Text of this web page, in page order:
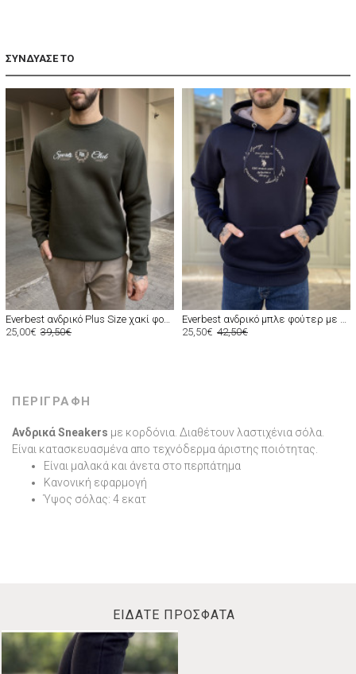
ΠΕΡΙΓΡΑΦΗ
ΑνδρικάSneakers με κορδόνια. Διαθέτουν λαστιχένια σόλα.
Είναι κατασκευασμένα απο τεχνόδερμα άριστης ποιότητας.
Είναι μαλακά και άνετα στο περπάτημα
Κανονική εφαρμογή
Ύψος σόλας: 4 εκατ
ΣΥΝΔΥΑΣΕ ΤΟ
Everbest ανδρικό Plus Size χακί φούτερ με τύπωμα 2610020X
25,00€ 39,50€
Everbest ανδρικό μπλε φούτερ με τύπωμα και κουκούλα 261009B
25,50€ 42,50€
ΕΙΔΑΤΕ ΠΡΟΣΦΑΤΑ